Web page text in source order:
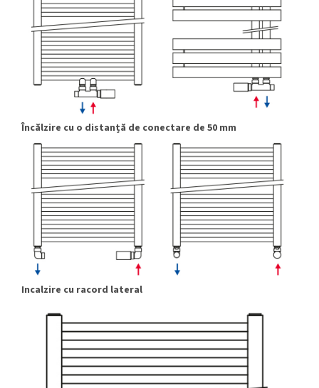
Încălzire cu o distanță de conectare de 50 mm
Incalzire cu racord lateral